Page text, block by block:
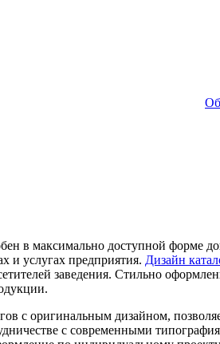
в максимально доступной
и услугах предприятия. Дизайн
заведения. Стильно
с оригинальным дизайном,
с современными